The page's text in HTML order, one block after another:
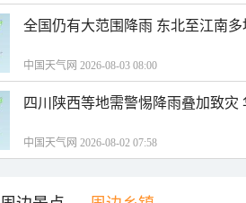
全国仍有大范围降雨 东北至江南
中国天气网 2026-08-03 08:00
四川陕西等地需警惕降雨叠加致
中国天气网 2026-08-02 07:58